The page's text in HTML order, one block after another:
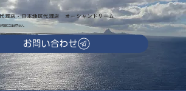
理店・日本地区代理店 オーシャンドリーム
軽にご連絡下さい。
お問い合わせ